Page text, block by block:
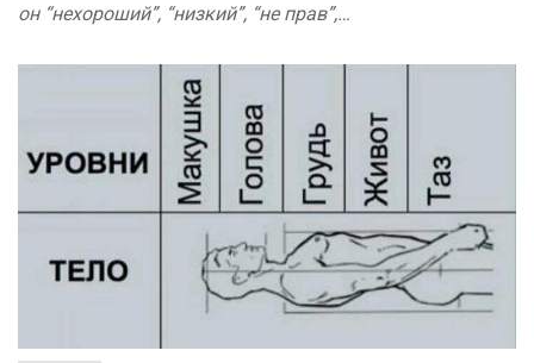
он “нехороший”, “низкий”, “не прав”,…